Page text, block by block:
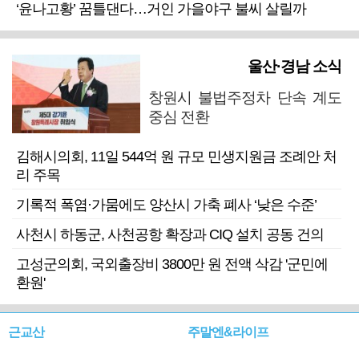
‘윤나고황’ 꿈틀댄다…거인 가을야구 불씨 살릴까
울산·경남 소식
창원시 불법주정차 단속 계도
중심 전환
김해시의회, 11일 544억 원 규모 민생지원금 조례안 처
리 주목
기록적 폭염·가뭄에도 양산시 가축 폐사 ‘낮은 수준’
사천시 하동군, 사천공항 확장과 CIQ 설치 공동 건의
고성군의회, 국외출장비 3800만 원 전액 삭감 '군민에
환원'
근교산 주말엔&라이프